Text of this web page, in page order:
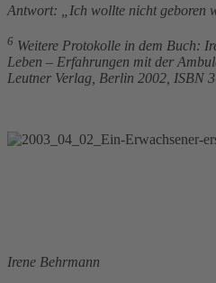
Antwort: „Ich wollte nicht geboren
6 Weitere Protokolle in dem Buch:
Leben – Erfahrungen mit der
Leutner Verlag, Berlin 2002, ISBN
Irene Behrmann